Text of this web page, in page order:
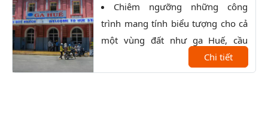
Chiêm ngưỡng những công
trình mang tính biểu tượng cho cả
một vùng đất như ga Huế, cầu
Trường Tiền, trường Quốc Học,...
lên
Chi tiết